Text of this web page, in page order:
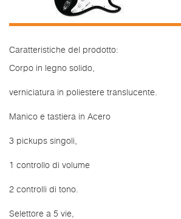
Caratteristiche del prodotto:
Corpo in legno solido,
verniciatura in poliestere translucente.
Manico e tastiera in Acero
3 pickups singoli,
1 controllo di volume
2 controlli di tono.
Selettore a 5 vie,